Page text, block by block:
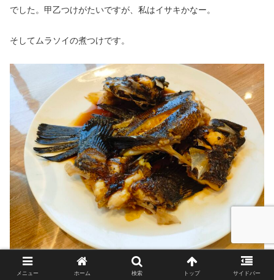
でした。甲乙つけがたいですが、私はイサキかなー。
そしてムラソイの煮つけです。
火を通すとちょっと身が硬いですね。うん、美味い。ただ、今回
メニュー ホーム 検索 トップ サイドバー